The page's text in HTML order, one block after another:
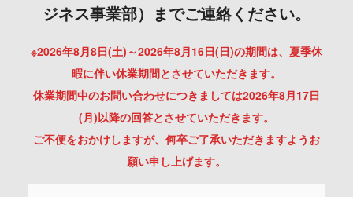
ジネス事業部）までご連絡ください。
※2026年8月8日(土)～2026年8月16日(日)の期間は、夏季休
暇に伴い休業期間とさせていただきます。
休業期間中のお問い合わせにつきましては2026年8月17日
(月)以降の回答とさせていただきます。
ご不便をおかけしますが、何卒ご了承いただきますようお
願い申し上げます。